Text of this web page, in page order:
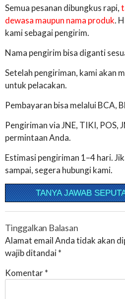
Semua pesanan dibungkus rapi,
dewasa maupun nama produk.
kami sebagai pengirim.
Nama pengirim bisa diganti
Setelah pengiriman, kami akan
untuk pelacakan.
Pembayaran bisa melalui BCA,
Pengiriman via JNE, TIKI, POS,
permintaan Anda.
Estimasi pengiriman 1–4 hari.
sampai, segera hubungi kami.
TANYA JAWAB
Tinggalkan Balasan
Alamat email Anda tidak akan
wajib ditandai*
Komentar*